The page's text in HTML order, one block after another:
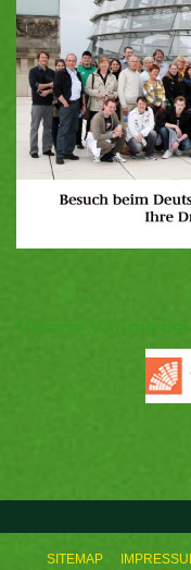
SITEMAP
Valerie Wilms